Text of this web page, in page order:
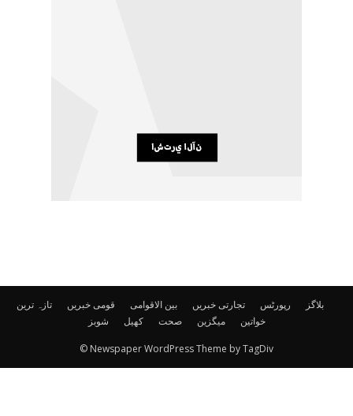
تازہ ترین قومی خبریں بین الاقوامی تجارتی خبریں رپورٹس
بلاگز
شوبز
کھیل صحت میگزین خواتین
© Newspaper WordPress Theme by TagDiv